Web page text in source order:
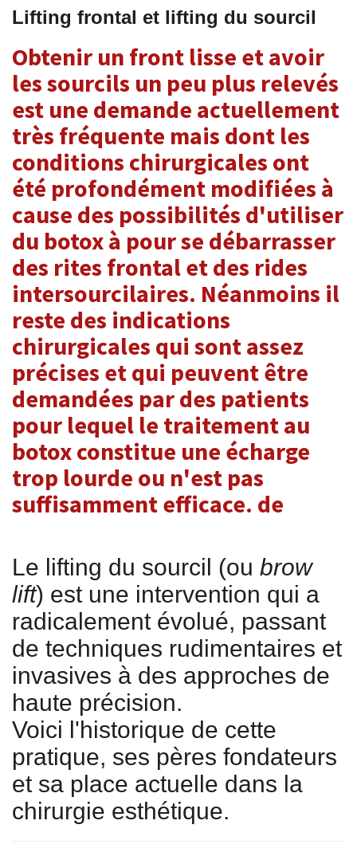
Lifting frontal et lifting du sourcil
Obtenir un front lisse et avoir
les sourcils un peu plus relevés
est une demande actuellement
très fréquente mais dont les
conditions chirurgicales ont
été profondément modifiées à
cause des possibilités d'utiliser
du botox à pour se débarrasser
des rites frontal et des rides
intersourcilaires. Néanmoins il
reste des indications
chirurgicales qui sont assez
précises et qui peuvent être
demandées par des patients
pour lequel le traitement au
botox constitue une écharge
trop lourde ou n'est pas
suffisamment efficace. de
Le lifting du sourcil (ou brow
lift) est une intervention qui a
radicalement évolué, passant
de techniques rudimentaires et
invasives à des approches de
haute précision.
Voici l'historique de cette
pratique, ses pères fondateurs
et sa place actuelle dans la
chirurgie esthétique.